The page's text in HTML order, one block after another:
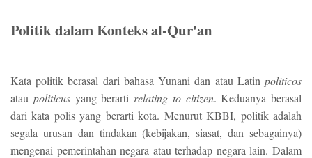
Politik dalam Konteks al-Qur'an
Kata politik berasal dari bahasa Yunani dan atau Latin politicos
atau politicusyang berarti relating to citizen. Keduanya berasal
dari kata polis yang berarti kota. Menurut KBBI, politik adalah
segala urusan dan tindakan (kebijakan, siasat, dan sebagainya)
mengenai pemerintahan negara atau terhadap negara lain. Dalam